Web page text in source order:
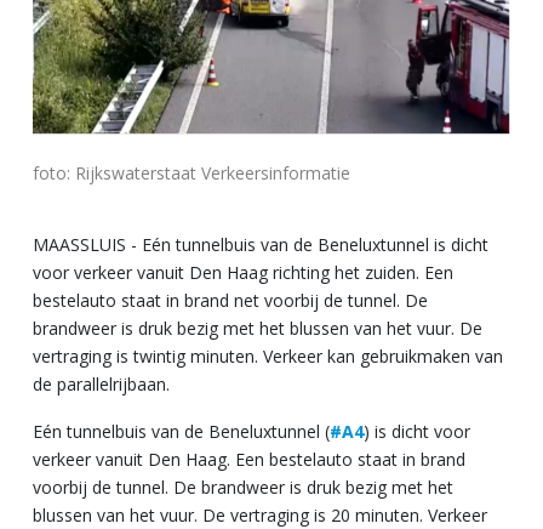
foto: Rijkswaterstaat Verkeersinformatie
MAASSLUIS - Eén tunnelbuis van de Beneluxtunnel is dicht
voor verkeer vanuit Den Haag richting het zuiden. Een
bestelauto staat in brand net voorbij de tunnel. De
brandweer is druk bezig met het blussen van het vuur. De
vertraging is twintig minuten. Verkeer kan gebruikmaken van
de parallelrijbaan.
Eén tunnelbuis van de Beneluxtunnel (#A4) is dicht voor
verkeer vanuit Den Haag. Een bestelauto staat in brand
voorbij de tunnel. De brandweer is druk bezig met het
blussen van het vuur. De vertraging is 20 minuten. Verkeer